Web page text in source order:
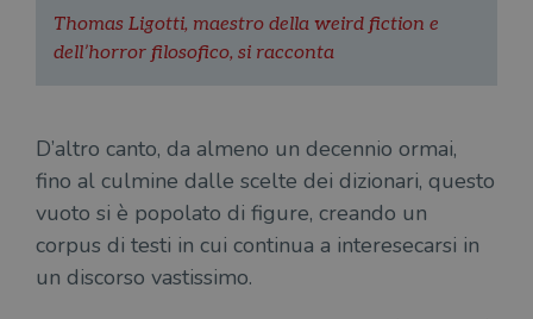
Thomas Ligotti, maestro della weird fiction e
dell’horror filosofico, si racconta
D’altro canto, da almeno un decennio ormai,
fino al culmine dalle scelte dei dizionari, questo
vuoto si è popolato di figure, creando un
corpus di testi in cui continua a interesecarsi in
un discorso vastissimo.